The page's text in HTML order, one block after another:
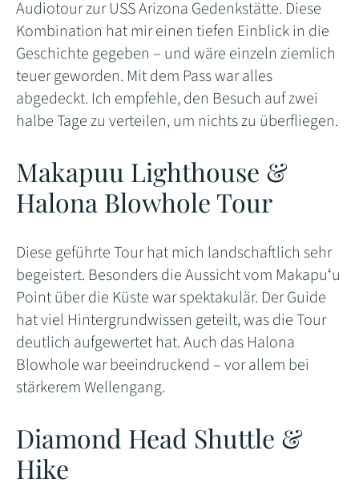
Audiotour zur USS Arizona Gedenkstätte. Diese
Kombination hat mir einen tiefen Einblick in die
Geschichte gegeben – und wäre einzeln ziemlich
teuer geworden. Mit dem Pass war alles
abgedeckt. Ich empfehle, den Besuch auf zwei
halbe Tage zu verteilen, um nichts zu überfliegen.
Makapuu Lighthouse &
Halona Blowhole Tour
Diese geführte Tour hat mich landschaftlich sehr
begeistert. Besonders die Aussicht vom Makapuʻu
Point über die Küste war spektakulär. Der Guide
hat viel Hintergrundwissen geteilt, was die Tour
deutlich aufgewertet hat. Auch das Halona
Blowhole war beeindruckend – vor allem bei
stärkerem Wellengang.
Diamond Head Shuttle &
Hike